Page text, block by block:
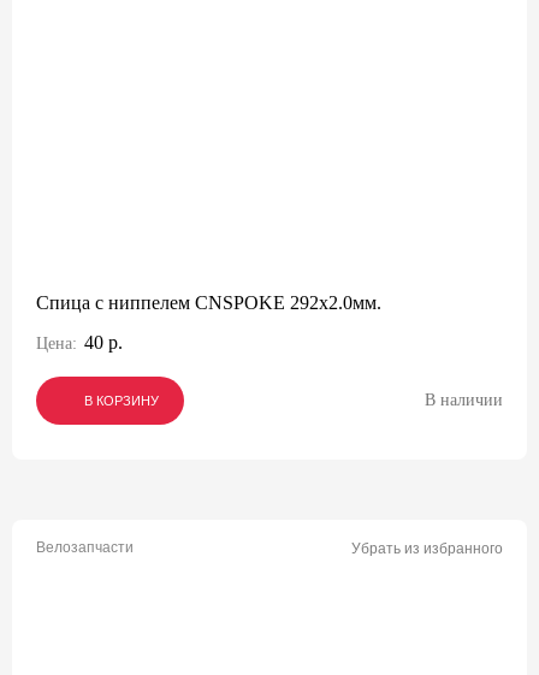
Спица с ниппелем CNSPOKE 292х2.0мм.
Цена: 40 р.
В КОРЗИНУ
В КОРЗИНУ
В КОРЗИНУ В наличии
Велозапчасти Убрать из избранного